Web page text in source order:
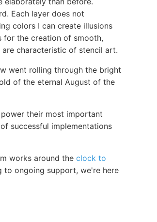
Each layer does not
colors I can create illusions
for the creation of smooth,
characteristic of stencil art.
went rolling through the bright
of the eternal August of the
their most important
successful implementations
works around the clock to
to ongoing support, we're here